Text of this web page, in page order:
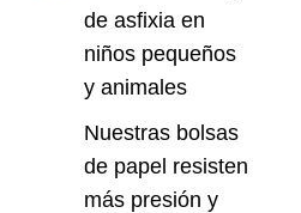
de asfixia en
niños pequeños
y animales
Nuestras bolsas
de papel resisten
más presión y